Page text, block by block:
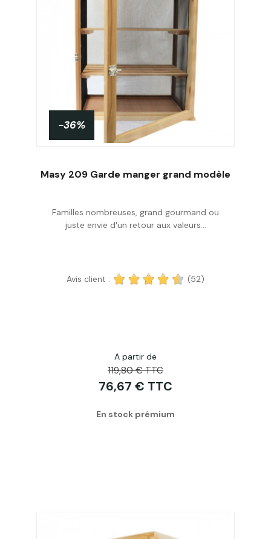
Acheter
-36%
Masy 209 Garde manger grand modèle
Familles nombreuses, grand gourmand ou
juste envie d'un retour aux valeurs...
Avis client : (52)
A partir de
119,80 € TTC
76,67 € TTC
En stock prémium